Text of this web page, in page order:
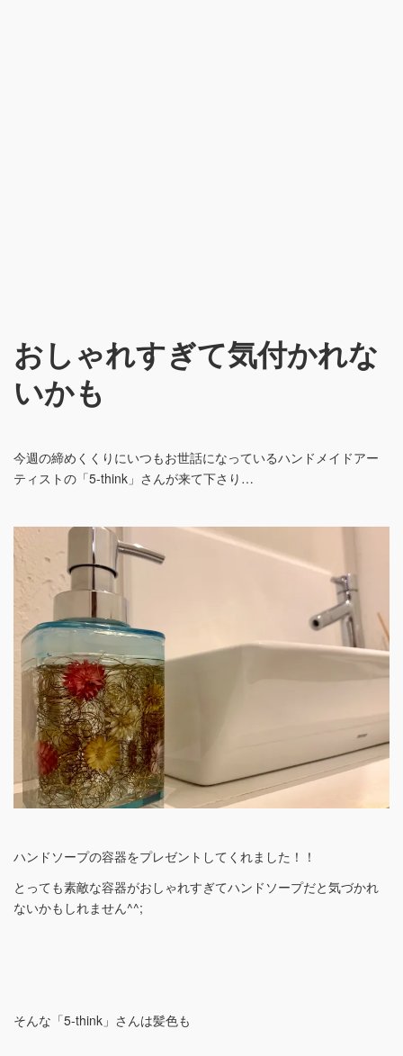
おしゃれすぎて気付かれな
いかも
今週の締めくくりにいつもお世話になっているハンドメイドアー
ティストの「5-think」さんが来て下さり…
ハンドソープの容器をプレゼントしてくれました！！
とっても素敵な容器がおしゃれすぎてハンドソープだと気づかれ
ないかもしれません^^;
そんな「5-think」さんは髪色も